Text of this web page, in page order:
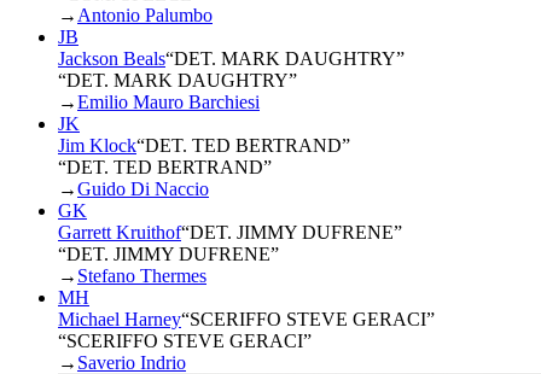
→ Antonio Palumbo
JB
Jackson Beals“DET. MARK DAUGHTRY”
“DET. MARK DAUGHTRY”
→Emilio Mauro Barchiesi
JK
Jim Klock“DET. TED BERTRAND”
“DET. TED BERTRAND”
→Guido Di Naccio
GK
Garrett Kruithof“DET. JIMMY DUFRENE”
“DET. JIMMY DUFRENE”
→ Stefano Thermes
MH
Michael Harney“SCERIFFO STEVE GERACI”
“SCERIFFO STEVE GERACI”
→ Saverio Indrio